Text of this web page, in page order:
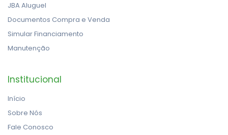
JBA Aluguel
Documentos Compra e Venda
Simular Financiamento
Manutenção
Institucional
Início
Sobre Nós
Fale Conosco